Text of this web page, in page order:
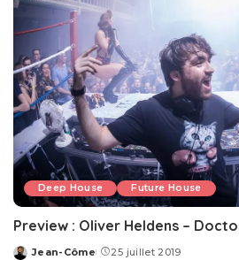
Deep House Future House
Preview : Oliver Heldens –
Jean-Côme 25 juillet 2019